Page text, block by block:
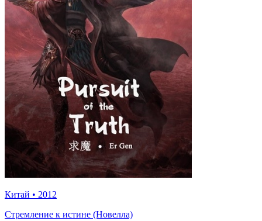
Китай • 2012
Стремление к истине (Новелла)